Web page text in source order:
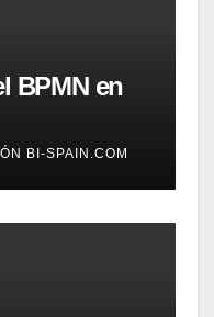
BPMN en
BI-SPAIN.COM